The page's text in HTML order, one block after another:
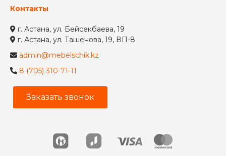
Контакты
г. Астана, ул. Бейсекбаева, 19
г. Астана, ул. Ташенова, 19, ВП-8
admin@mebelschik.kz
8 (705) 310-71-11
Заказать звонок